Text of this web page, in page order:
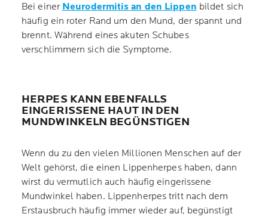
Bei einer Neurodermitis an den Lippen bildet sich
häufig ein roter Rand um den Mund, der spannt und
brennt. Während eines akuten Schubes
verschlimmern sich die Symptome.
HERPES KANN EBENFALLS
EINGERISSENE HAUT IN DEN
MUNDWINKELN BEGÜNSTIGEN
Wenn du zu den vielen Millionen Menschen auf der
Welt gehörst, die einen Lippenherpes haben, dann
wirst du vermutlich auch häufig eingerissene
Mundwinkel haben. Lippenherpes tritt nach dem
Erstausbruch häufig immer wieder auf, begünstigt